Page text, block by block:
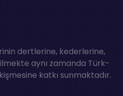
dertlerine, kederlerine,
aynı zamanda Türk-
katkı sunmaktadır.